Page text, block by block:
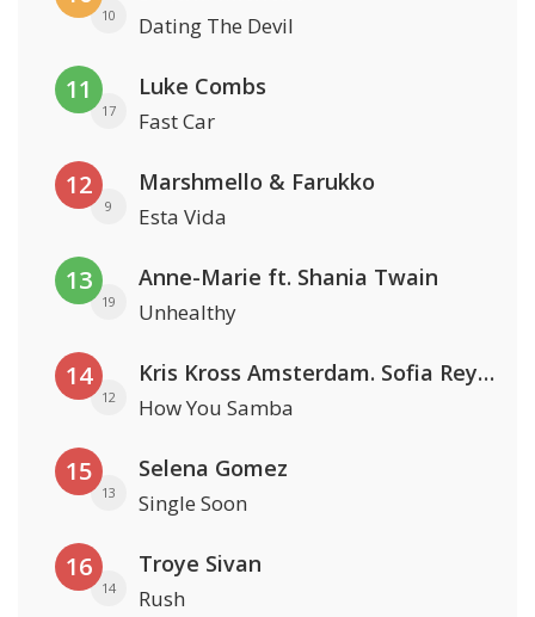
10 Dating The Devil
11
17
Luke Combs
Fast Car
12
9
Marshmello & Farukko
Esta Vida
13
19
Anne-Marie ft. Shania Twain
Unhealthy
14
12
Kris Kross Amsterdam. Sofia Reyes & Tinie Tempah
How You Samba
15
13
Selena Gomez
Single Soon
16
14
Troye Sivan
Rush